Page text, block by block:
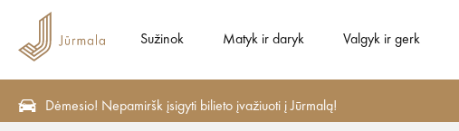
Sužinok Matyk ir daryk Valgyk ir gerk
Dėmesio! Nepamiršk įsigyti bilieto įvažiuoti į Jūrmalą!